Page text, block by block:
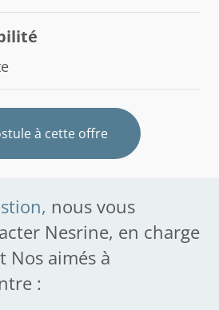
à cette offre
nous vous
Nesrine, en charge
Nos aimés à
: